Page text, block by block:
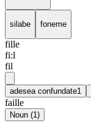
silabe foneme
fille
fi:l
fil
adesea confundate1
faille
Noun (1)